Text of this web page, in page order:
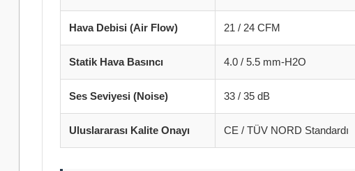
Hava Debisi (Air Flow) 21 / 24 CFM
Statik Hava Basıncı 4.0 / 5.5 mm-H2O
Ses Seviyesi (Noise) 33 / 35 dB
Uluslararası Kalite Onayı CE / TÜV NORD Standardı